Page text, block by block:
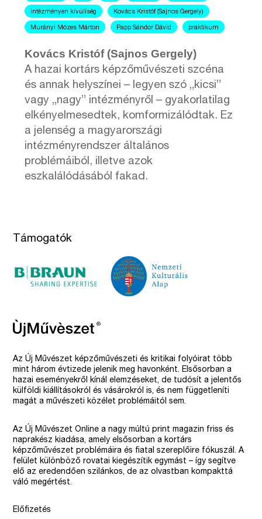
intézményen kívüliség Kovács Kristóf (Sajnos Gergely)
Murányi Mózes Márton Papp Sándor Dávid praktikum
Kovács Kristóf (Sajnos Gergely)
A hazai kortárs képzőművészeti szcéna
és annak helyszínei – legyen szó „kicsi”
vagy „nagy” intézményről – gyakorlatilag
elkényelmesedtek, komformizálódtak. Ez
a jelenség a magyarországi
intézményrendszer általános
problémáiból, illetve azok
eszkalálódásából fakad.
Támogatók
Az Új Művészet képzőművészeti és kritikai folyóirat több
mint három évtizede jelenik meg havonként. Elsősorban a
hazai eseményekről kínál elemzéseket, de tudósít a jelentős
külföldi kiállításokról és vásárokról is, és nem függetleníti
magát a művészeti közélet problémáitól sem.
Az Új Művészet Online a nagy múltú print magazin friss és
naprakész kiadása, amely elsősorban a kortárs
képzőművészet problémáira és fiatal szereplőire fókuszál. A
felület különböző rovatai kiegészítik egymást – így segítve
elő az eredendően szilánkos, de az olvastban kompakttá
váló megértést.
Előfizetés